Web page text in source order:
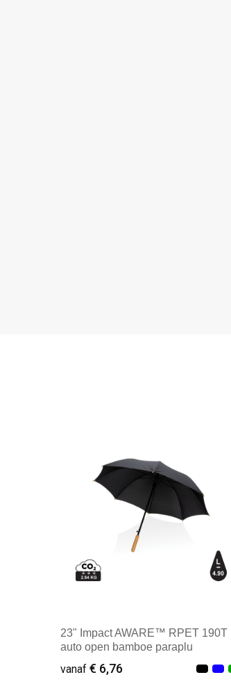
23" Impact AWARE™ RPET 190T
auto open bamboe paraplu
vanaf € 6,76